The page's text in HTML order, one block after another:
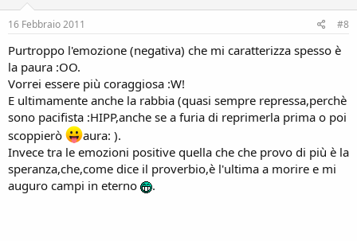
16 Febbraio 2011 #8
Purtroppo l'emozione (negativa) che mi caratterizza spesso è
la paura :OO.
Vorrei essere più coraggiosa :W!
E ultimamente anche la rabbia (quasi sempre repressa,perchè
sono pacifista :HIPP,anche se a furia di reprimerla prima o poi
scoppierò
aura: ).
Invece tra le emozioni positive quella che che provo di più è la
speranza,che,come dice il proverbio,è l'ultima a morire e mi
auguro campi in eterno
.